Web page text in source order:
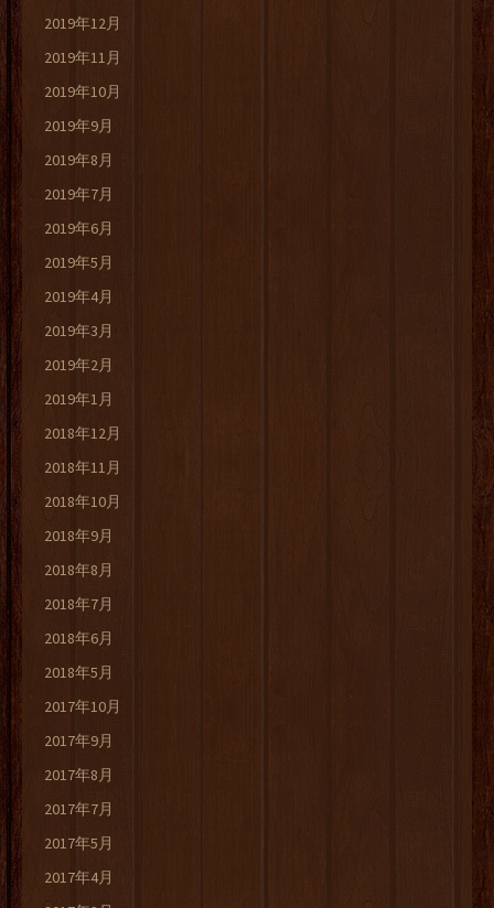
2019年12月
2019年11月
2019年10月
2019年9月
2019年8月
2019年7月
2019年6月
2019年5月
2019年4月
2019年3月
2019年2月
2019年1月
2018年12月
2018年11月
2018年10月
2018年9月
2018年8月
2018年7月
2018年6月
2018年5月
2017年10月
2017年9月
2017年8月
2017年7月
2017年5月
2017年4月